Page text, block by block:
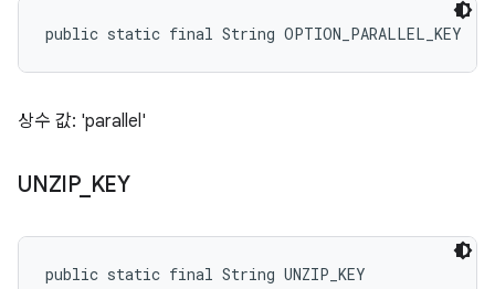
public static final String OPTION_PARALLEL_KEY
상수 값: 'parallel'
UNZIP_ KEY
public static final String UNZIP_KEY